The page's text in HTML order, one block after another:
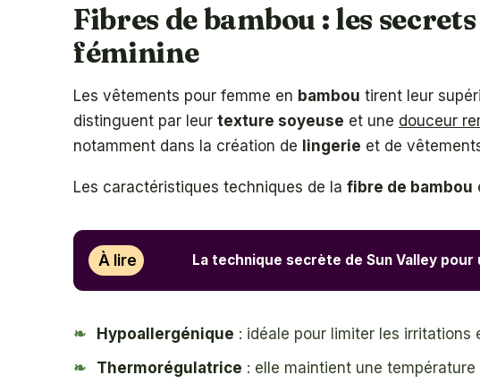
Fibres de bambou : les
féminine
Les vêtements pour femme en bambou tirent leur
distinguent par leur texture soyeuse et une douceur
notamment dans la création de lingerie et de
Les caractéristiques techniques de la fibre de bambou
À lire La technique secrète de Sun Valley
Hypoallergénique : idéale pour limiter les
Thermorégulatrice : elle maintient une